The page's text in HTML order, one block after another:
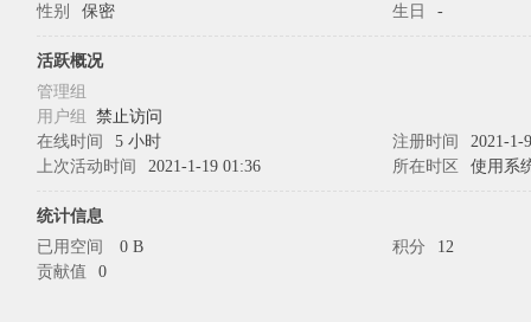
性别 保密 生日 -
活跃概况
管理组
用户组 禁止访问
在线时间
5 小时 注册时间
2021-1-
上次活动时间
2021-1-19 01:36 所在时区 使用系
统计信息
已用空间
0 B 积分
12
贡献值
0